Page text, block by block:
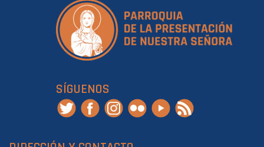
SÍGUENOS